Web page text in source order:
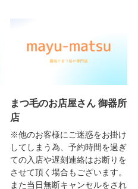
まつ毛のお店屋さん 御器所
店
※他のお客様にご迷惑をお掛け
してしまう為、予約時間を過ぎ
ての入店や遅刻連絡はお断りを
させて頂く場合もございます。
また当日無断キャンセルをされ